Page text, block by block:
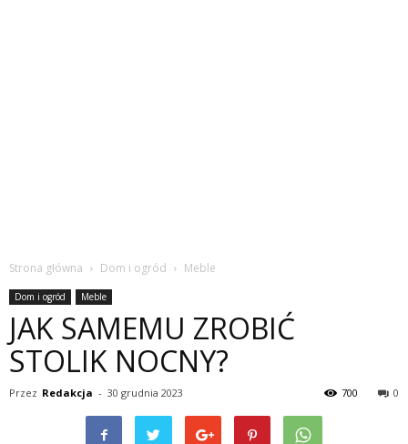
Strona główna Dom i ogród Meble
Dom i ogród Meble
JAK SAMEMU ZROBIĆ
STOLIK NOCNY?
Przez Redakcja - 30 grudnia 2023 0
700